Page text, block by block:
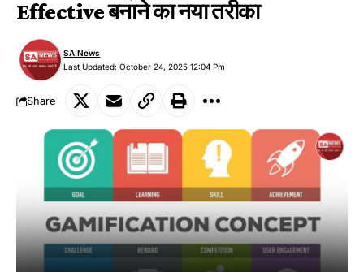
Effective बनाने का नया तरीका
Last Updated: October 24, 2025 12:04 Pm
SA News
Share